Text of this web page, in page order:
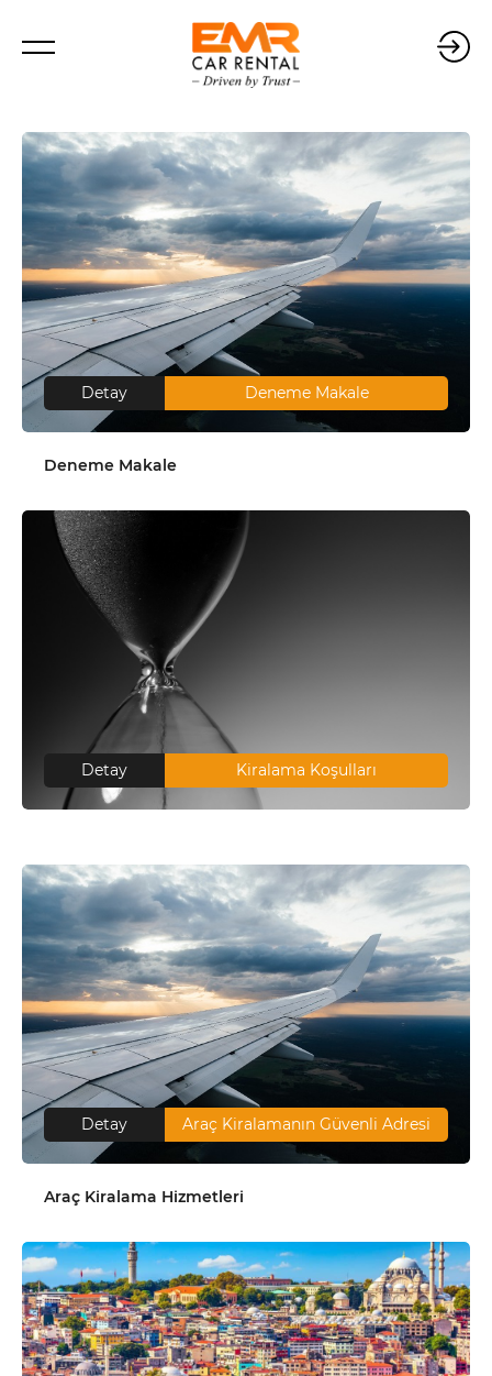
Detay Deneme Makale
Deneme Makale
Detay Kiralama Koşulları
Detay Araç Kiralamanın Güvenli Adresi
Araç Kiralama Hizmetleri